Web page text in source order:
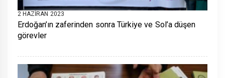
2 HAZIRAN 2023
Erdoğan’ın zaferinden sonra Türkiye ve Sol’a düşen
görevler